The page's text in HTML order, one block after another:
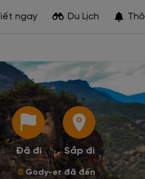
ngay Du Lịch
Đã đi Sắp đi
0 Gody-er đã đến